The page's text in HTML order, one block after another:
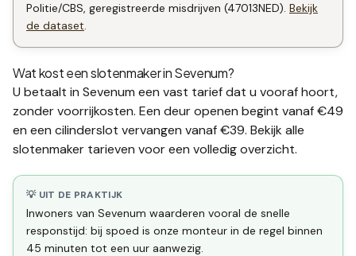
Politie/CBS, geregistreerde misdrijven (47013NED). Bekijk
de dataset.
Wat kost een slotenmaker inSevenum?
U betaalt in Sevenum een vast tarief dat u vooraf hoort,
zonder voorrijkosten. Een deur openen begint vanaf €49
en een cilinderslot vervangen vanaf €39. Bekijk alle
slotenmaker tarieven voor een volledig overzicht.
💡 UIT DE PRAKTIJK
Inwoners van Sevenum waarderen vooral de snelle
responstijd: bij spoed is onze monteur in de regel binnen
45 minuten tot een uur aanwezig.